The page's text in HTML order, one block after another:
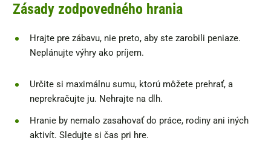
Zásady zodpovedného hrania
Hrajte pre zábavu, nie preto, aby ste zarobili peniaze.
Neplánujte výhry ako príjem.
Určite si maximálnu sumu, ktorú môžete prehrať, a
neprekračujte ju. Nehrajte na dlh.
Hranie by nemalo zasahovať do práce, rodiny ani iných
aktivít. Sledujte si čas pri hre.